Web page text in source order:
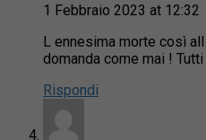
1 Febbraio 2023 at 12:32
L ennesima morte così
domanda come mai !
Rispondi